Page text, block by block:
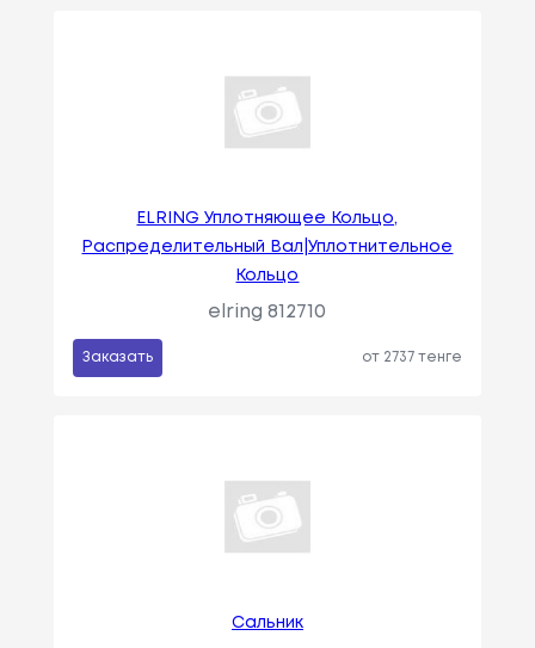
ELRING Уплотняющее Кольцо,
Распределительный Вал|Уплотнительное
Кольцо
elring 812710
Заказать от 2737 тенге
Сальник